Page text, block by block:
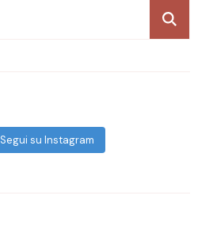
Segui su Instagram